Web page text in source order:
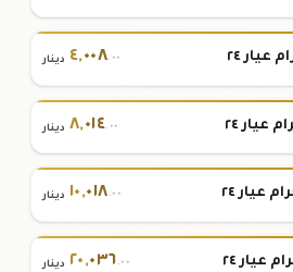
٤,٠٠٨.٠٠ دينار
٨,٠١٤.٠٠ دينار
١٠,٠١٨.٠٠ دينار
٢٠,٠٣٦.٠٠ دينار